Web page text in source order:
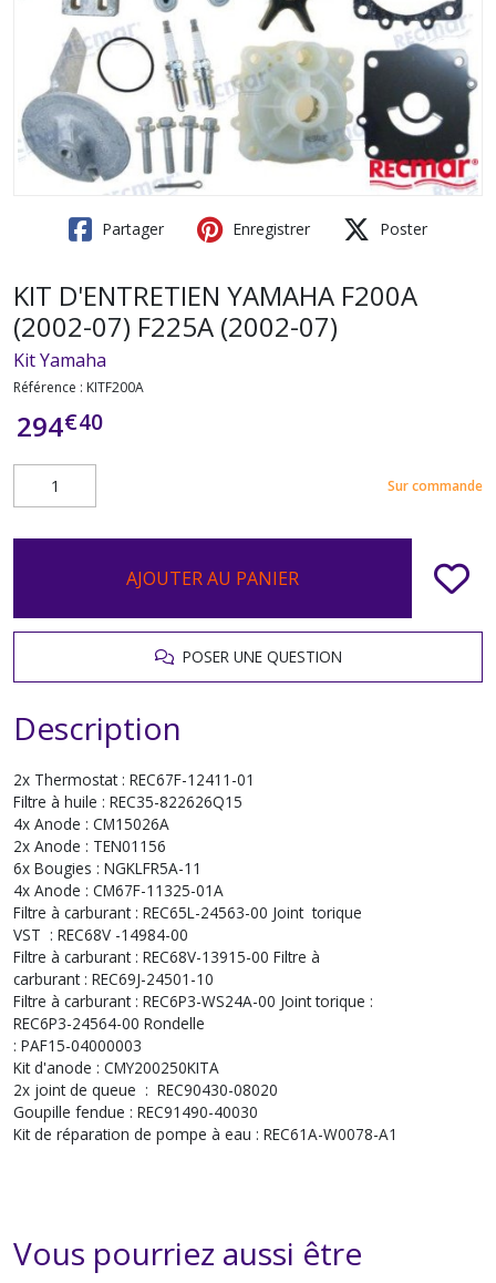
Partager Enregistrer Poster
KIT D'ENTRETIEN YAMAHA F200A
(2002-07) F225A (2002-07)
Kit Yamaha
Référence : KITF200A
294€40
Sur commande
AJOUTER AU PANIER
POSER UNE QUESTION
Description
2x Thermostat : REC67F-12411-01
Filtre à huile : REC35-822626Q15
4x Anode : CM15026A
2x Anode : TEN01156
6x Bougies : NGKLFR5A-11
4x Anode : CM67F-11325-01A
Filtre à carburant : REC65L-24563-00 Joint torique
VST : REC68V -14984-00
Filtre à carburant : REC68V-13915-00 Filtre à
carburant : REC69J-24501-10
Filtre à carburant : REC6P3-WS24A-00 Joint torique :
REC6P3-24564-00 Rondelle
: PAF15-04000003
Kit d'anode : CMY200250KITA
2x joint de queue : REC90430-08020
Goupille fendue : REC91490-40030
Kit de réparation de pompe à eau : REC61A-W0078-A1
Vous pourriez aussi être